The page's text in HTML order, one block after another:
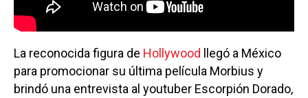
La reconocida figura de Hollywood llegó a México
para promocionar su última película Morbius y
brindó una entrevista al youtuber Escorpión Dorado,